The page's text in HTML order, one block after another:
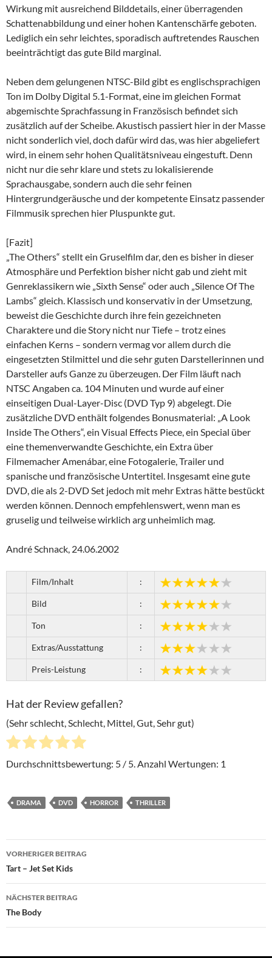
Wirkung mit ausreichend Bilddetails, einer überragenden
Schattenabbildung und einer hohen Kantenschärfe geboten.
Lediglich ein sehr leichtes, sporadisch auftretendes Rauschen
beeinträchtigt das gute Bild marginal.
Neben dem gelungenen NTSC-Bild gibt es englischsprachigen
Ton im Dolby Digital 5.1-Format, eine im gleichen Format
abgemischte Sprachfassung in Französisch befindet sich
zusätzlich auf der Scheibe. Akustisch passiert hier in der Masse
nicht sonderlich viel, doch dafür wird das, was hier abgeliefert
wird, in einem sehr hohen Qualitätsniveau eingestuft. Denn
nicht nur die sehr klare und stets zu lokalisierende
Sprachausgabe, sondern auch die sehr feinen
Hintergrundgeräusche und der kompetente Einsatz passender
Filmmusik sprechen hier Pluspunkte gut.
[Fazit]
„The Others“ stellt ein Gruselfilm dar, den es bisher in dieser
Atmosphäre und Perfektion bisher nicht gab und zieht mit
Genreklassikern wie „Sixth Sense“ oder auch „Silence Of The
Lambs“ gleich. Klassisch und konservativ in der Umsetzung,
beweist die Geschichte durch ihre fein gezeichneten
Charaktere und die Story nicht nur Tiefe – trotz eines
einfachen Kerns – sondern vermag vor allem durch die
eingesetzten Stilmittel und die sehr guten Darstellerinnen und
Darsteller aufs Ganze zu überzeugen. Der Film läuft nach
NTSC Angaben ca. 104 Minuten und wurde auf einer
einseitigen Dual-Layer-Disc (DVD Typ 9) abgelegt. Die
zusätzliche DVD enthält folgendes Bonusmaterial: „A Look
Inside The Others“, ein Visual Effects Piece, ein Special über
eine themenverwandte Geschichte, ein Extra über
Filmemacher Amenábar, eine Fotogalerie, Trailer und
spanische und französische Untertitel. Insgesamt eine gute
DVD, die als 2-DVD Set jedoch mit mehr Extras hätte bestückt
werden können. Dennoch empfehlenswert, wenn man es
gruselig und teilweise wirklich arg unheimlich mag.
André Schnack, 24.06.2002
Film/Inhalt :
Bild :
Ton :
Extras/Ausstattung :
Preis-Leistung :
Hat der Review gefallen?
(Sehr schlecht, Schlecht, Mittel, Gut, Sehr gut)
Durchschnittsbewertung: 5 / 5. Anzahl Wertungen: 1
DRAMA DVD HORROR THRILLER
Beitragsnavigation
VORHERIGER BEITRAG
Tart – Jet Set Kids
NÄCHSTER BEITRAG
The Body